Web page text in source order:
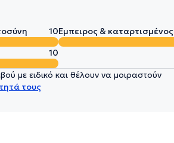
10Έμπειρος & καταρτισμένος
10
με ειδικό και θέλουν να μοιραστούν
τους